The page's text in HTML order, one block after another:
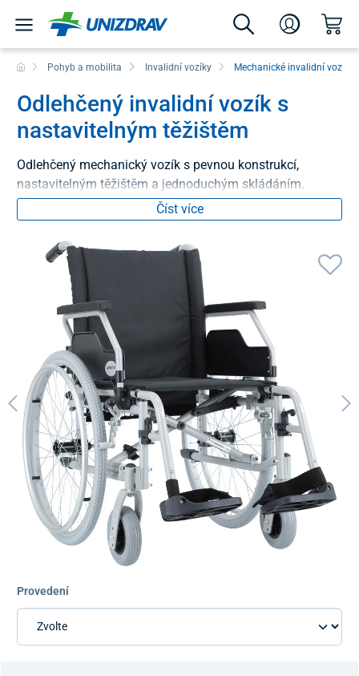
Pohyb a mobilita Invalidní vozíky Mechanické invalidní vozíky
Odlehčený invalidní vozík s
nastavitelným těžištěm
Odlehčený mechanický vozík s pevnou konstrukcí,
nastavitelným těžištěm a jednoduchým skládáním.
Číst více
Provedení